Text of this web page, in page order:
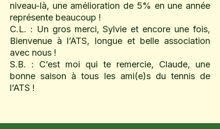
niveau-là, une amélioration de 5% en une année
représente beaucoup !
C.L. : Un gros merci, Sylvie et encore une fois,
Bienvenue à l’ATS, longue et belle association
avec nous !
S.B. : C’est moi qui te remercie, Claude, une
bonne saison à tous les ami(e)s du tennis de
l’ATS !